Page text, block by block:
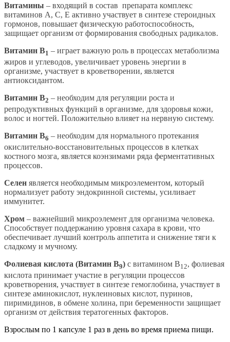
Витамины – входящий в состав препарата комплекс
витаминов А, С, Е активно участвует в синтезе стероидных
гормонов, повышает физическую работоспособность,
защищает организм от формирования свободных радикалов.
Витамин В1 – играет важную роль в процессах метаболизма
жиров и углеводов, увеличивает уровень энергии в
организме, участвует в кроветворении, является
антиоксидантом.
Витамин В2 – необходим для регуляции роста и
репродуктивных функций в организме, для здоровья кожи,
волос и ногтей. Положительно влияет на нервную систему.
Витамин В6 – необходим для нормального протекания
окислительно-восстановительных процессов в клетках
костного мозга, является коэнзимами ряда ферментативных
процессов.
Селен является необходимым микроэлементом, который
нормализует работу эндокринной системы, усиливает
иммунитет.
Хром – важнейший микроэлемент для организма человека.
Способствует поддержанию уровня сахара в крови, что
обеспечивает лучший контроль аппетита и снижение тяги к
сладкому и мучному.
Фолиевая кислота (Витамин В9) с витамином В12, фолиевая
кислота принимает участие в регуляции процессов
кроветворения, участвует в синтезе гемоглобина, участвует в
синтезе аминокислот, нуклеиновых кислот, пуринов,
пиримидинов, в обмене холина, при беременности защищает
организм от действия тератогенных факторов.
Взрослым по 1 капсуле 1 раз в день во время приема пищи.